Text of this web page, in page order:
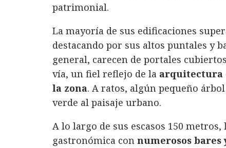
k
patrimonial.
La mayoría de sus edificaciones
destacando por sus altos puntales y
general, carecen de portales
vía, un fiel reflejo de la arquitectura
la zona. A ratos, algún pequeño
verde al paisaje urbano.
A lo largo de sus escasos 150
gastronómica con numerosos